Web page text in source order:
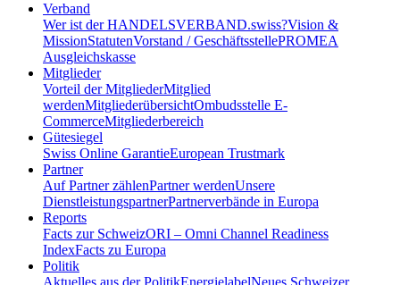
Verband
Wer ist der HANDELSVERBAND.swiss?Vision &
MissionStatutenVorstand / GeschäftsstellePROMEA
Ausgleichskasse
Mitglieder
Vorteil der MitgliederMitglied
werdenMitgliederübersichtOmbudsstelle E-
CommerceMitgliederbereich
Gütesiegel
Swiss Online GarantieEuropean Trustmark
Partner
Auf Partner zählenPartner werdenUnsere
DienstleistungspartnerPartnerverbände in Europa
Reports
Facts zur SchweizORI – Omni Channel Readiness
IndexFacts zu Europa
Politik
Aktuelles aus der PolitikEnergielabelNeues Schweizer